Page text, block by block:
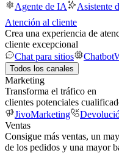
Agente de IA
Asistente
Atención al cliente
Crea una experiencia de
cliente excepcional
Chat para sitios
Chatbot
Todos los canales
Marketing
Transforma el tráfico en
clientes potenciales
JivoMarketing
Ventas
Consigue más ventas, un
de los pedidos y una mayor